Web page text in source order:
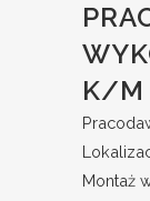
K/M
Montaż